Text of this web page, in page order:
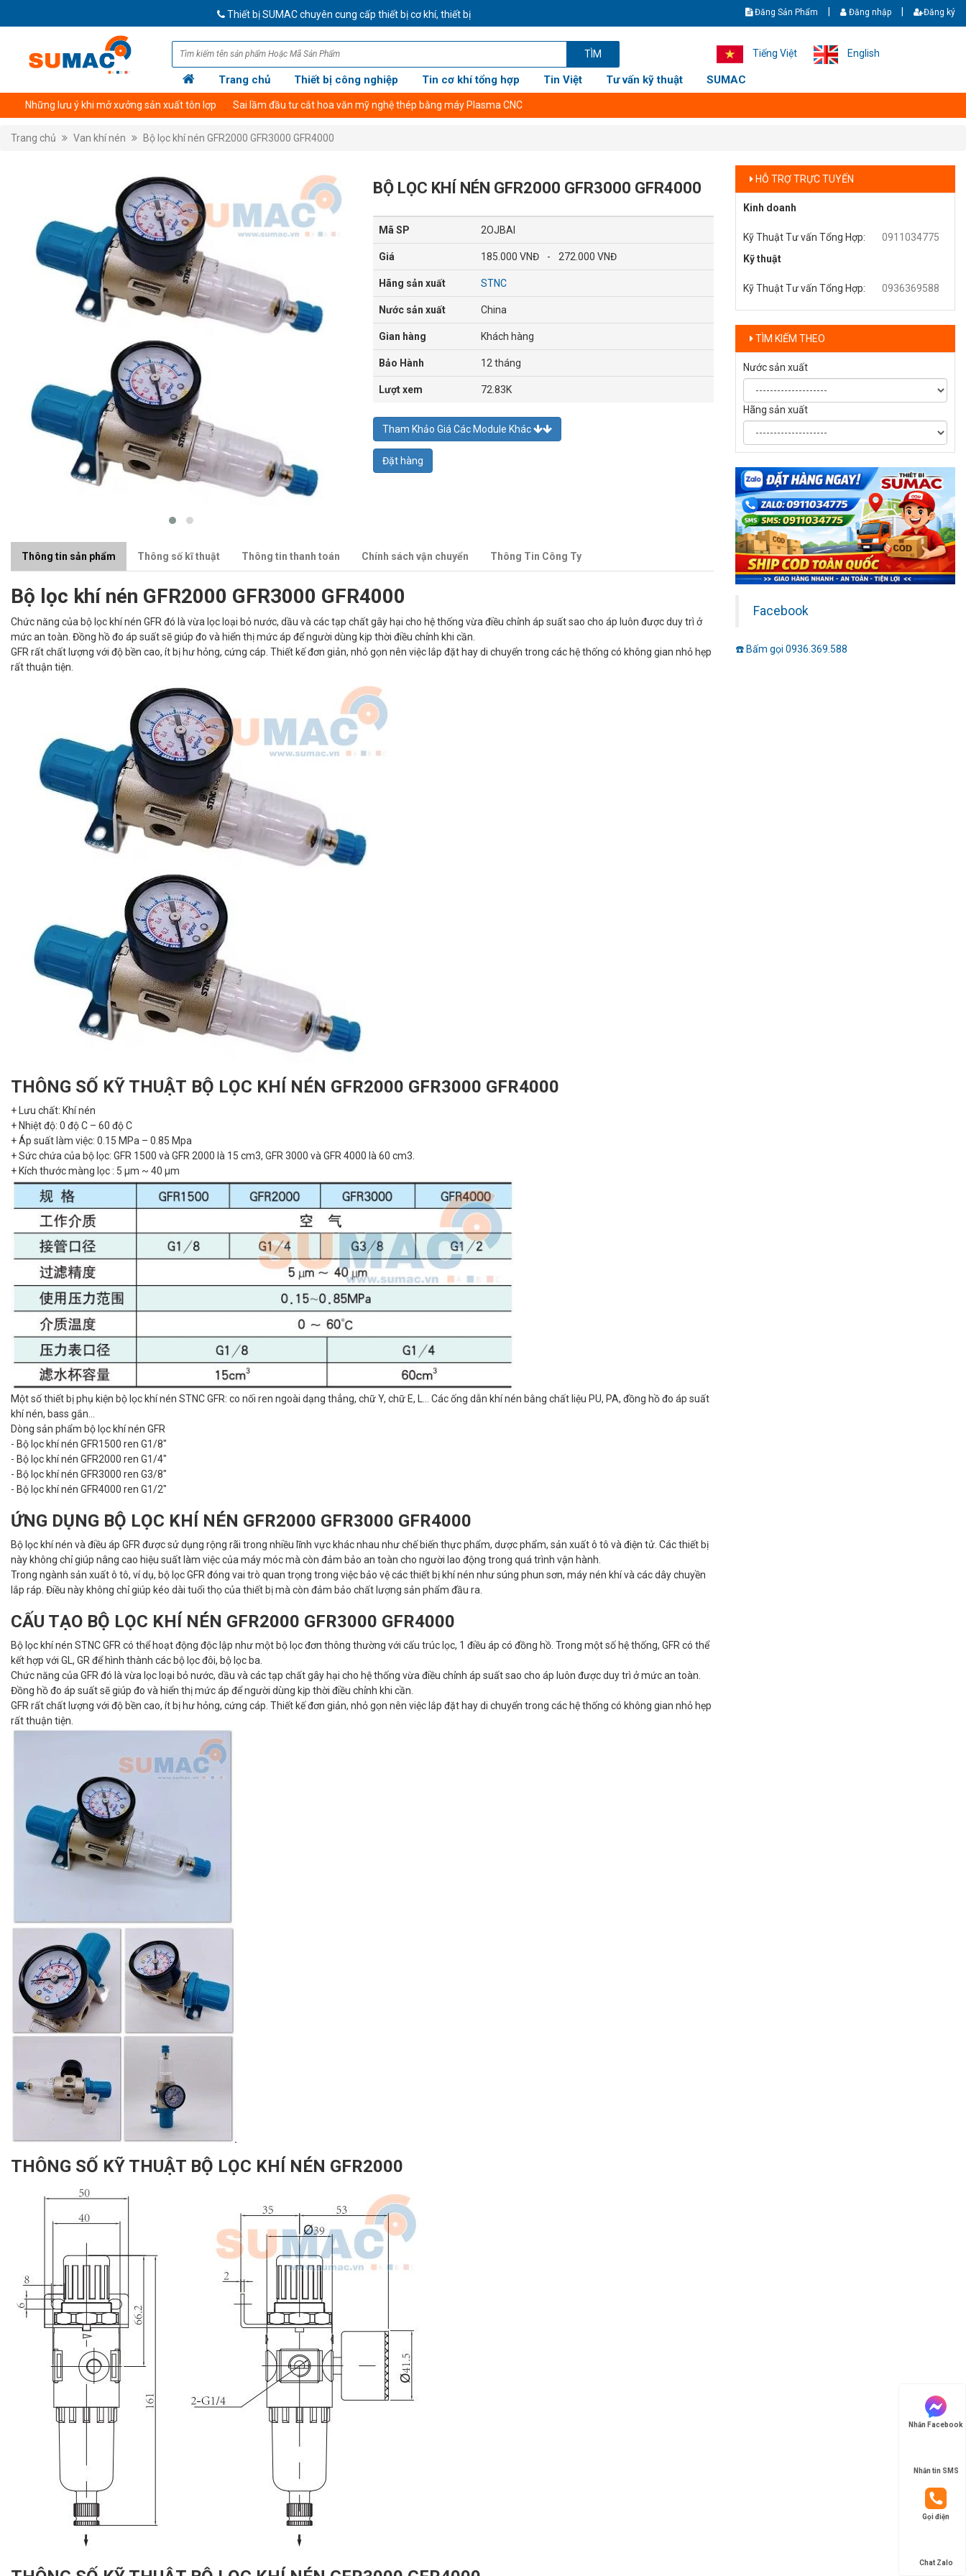
Thiết bị SUMAC chuyên cung cấp thiết bị cơ khí, thiết bị công nghiệp CHÍNH HÃNG GIÁ TỐT NHẤT - Giao hàng nhanh - Ship cod toàn quốc. Hotline/zalo: +8436369588 -
Đăng Sản Phẩm Đăng nhập Đăng ký
TÌM Tiếng Việt English
Trang chủ Thiết bị công nghiệp Tin cơ khí tổng hợp Tin Việt Tư vấn kỹ thuật SUMAC
Giới thiệu công ty Thông tin tài khoản thanh toán
Trang chủ Van khí nén Bộ lọc khí nén GFR2000 GFR3000 GFR4000
BỘ LỌC KHÍ NÉN GFR2000 GFR3000 GFR4000
Mã SP 2OJBAI
Giá 185.000 VNĐ - 272.000 VNĐ
Hãng sản xuất STNC
Nước sản xuất China
Gian hàng Khách hàng
Bảo Hành 12 tháng
Lượt xem 72.83K
Tham Khảo Giá Các Module Khác
Đặt hàng
Thông tin sản phẩm Thông số kĩ thuật Thông tin thanh toán Chính sách vận chuyển Thông Tin Công Ty
Bộ lọc khí nén GFR2000 GFR3000 GFR4000
Chức năng của bộ lọc khí nén GFR đó là vừa lọc loại bỏ nước, dầu và các tạp chất gây hại cho hệ thống vừa điều chỉnh áp suất sao cho áp luôn được duy trì ở
mức an toàn. Đồng hồ đo áp suất sẽ giúp đo và hiển thị mức áp để người dùng kịp thời điều chỉnh khi cần.
GFR rất chất lượng với độ bền cao, ít bị hư hỏng, cứng cáp. Thiết kế đơn giản, nhỏ gọn nên việc lắp đặt hay di chuyển trong các hệ thống có không gian nhỏ hẹp
rất thuận tiện.
THÔNG SỐ KỸ THUẬT BỘ LỌC KHÍ NÉN GFR2000 GFR3000 GFR4000
+ Lưu chất: Khí nén
+ Nhiệt độ: 0 độ C – 60 độ C
+ Áp suất làm việc: 0.15 MPa – 0.85 Mpa
+ Sức chứa của bộ lọc: GFR 1500 và GFR 2000 là 15 cm3, GFR 3000 và GFR 4000 là 60 cm3.
+ Kích thước màng lọc : 5 µm ~ 40 µm
Một số thiết bị phụ kiện bộ lọc khí nén STNC GFR: co nối ren ngoài dạng thẳng, chữ Y, chữ E, L… Các ống dẫn khí nén bằng chất liệu PU, PA, đồng hồ đo áp suất
khí nén, bass gắn…
Dòng sản phẩm bộ lọc khí nén GFR
- Bộ lọc khí nén GFR1500 ren G1/8"
- Bộ lọc khí nén GFR2000 ren G1/4"
- Bộ lọc khí nén GFR3000 ren G3/8"
- Bộ lọc khí nén GFR4000 ren G1/2"
ỨNG DỤNG BỘ LỌC KHÍ NÉN GFR2000 GFR3000 GFR4000
Bộ lọc khí nén và điều áp GFR được sử dụng rộng rãi trong nhiều lĩnh vực khác nhau như chế biến thực phẩm, dược phẩm, sản xuất ô tô và điện tử. Các thiết bị
này không chỉ giúp nâng cao hiệu suất làm việc của máy móc mà còn đảm bảo an toàn cho người lao động trong quá trình vận hành.
Trong ngành sản xuất ô tô, ví dụ, bộ lọc GFR đóng vai trò quan trọng trong việc bảo vệ các thiết bị khí nén như súng phun sơn, máy nén khí và các dây chuyền
lắp ráp. Điều này không chỉ giúp kéo dài tuổi thọ của thiết bị mà còn đảm bảo chất lượng sản phẩm đầu ra.
CẤU TẠO BỘ LỌC KHÍ NÉN GFR2000 GFR3000 GFR4000
Bộ lọc khí nén STNC GFR có thể hoạt động độc lập như một bộ lọc đơn thông thường với cấu trúc lọc, 1 điều áp có đồng hồ. Trong một số hệ thống, GFR có thể
kết hợp với GL, GR để hình thành các bộ lọc đôi, bộ lọc ba.
Chức năng của GFR đó là vừa lọc loại bỏ nước, dầu và các tạp chất gây hại cho hệ thống vừa điều chỉnh áp suất sao cho áp luôn được duy trì ở mức an toàn.
Đồng hồ đo áp suất sẽ giúp đo và hiển thị mức áp để người dùng kịp thời điều chỉnh khi cần.
GFR rất chất lượng với độ bền cao, ít bị hư hỏng, cứng cáp. Thiết kế đơn giản, nhỏ gọn nên việc lắp đặt hay di chuyển trong các hệ thống có không gian nhỏ hẹp
rất thuận tiện.
THÔNG SỐ KỸ THUẬT BỘ LỌC KHÍ NÉN GFR2000
HỖ TRỢ TRỰC TUYẾN
Kinh doanh
Kỹ Thuật Tư vấn Tổng Hợp:
0911034775
Kỹ thuật
Kỹ Thuật Tư vấn Tổng Hợp: 0936369588
TÌM KIẾM THEO
Nước sản xuất
Hãng sản xuất
Facebook
☎️ Bấm gọi 0936.369.588
Nhắn Facebook
Nhắn tin SMS
Gọi điện
Chat Zalo